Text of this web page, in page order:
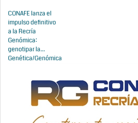
CONAFE lanza el
impulso definitivo
a la Recría
Genómica:
genotipar la...
Genética/Genómica